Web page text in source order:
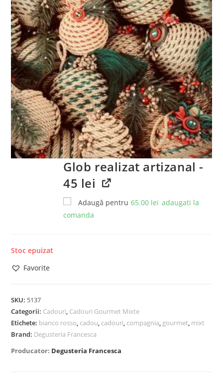
Glob realizat artizanal -
45 lei
Adaugă pentru 65.00 lei adaugati la
comanda
Stoc epuizat
Favorite
SKU: 5137
Categorii: Cadouri, Cadouri Gourmet Mixte
Etichete: bianco rosso, cadou, cadouri, compagnia, gourmet, mixt
Brand: Degusteria Francesca
Producator: Degusteria Francesca